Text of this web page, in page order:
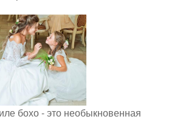
бохо - это необыкновенная